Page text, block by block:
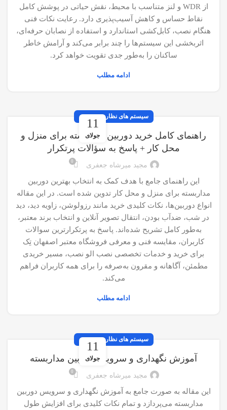
از WDR و لنز متناسب با محیط، نقش حیاتی در پوشش کامل
نقاط حساس و کاهش آسیب‌پذیری دارد. رعایت نکات فنی
هنگام نصب، کابل‌کشی استاندارد و استفاده از نصابان حرفه‌ای،
اثربخشی این سیستم‌ها را چند برابر می‌کند و آرامش خاطر
ساکنان را به‌طور جدی تقویت خواهد کرد.
ادامه مطلب
11
جولای
سیستم های نظارت تصویری
راهنمای کامل خرید دوربین مداربسته برای منزل و
محل کار + پاسخ به سؤالات پرتکرار
مجید میرشاه جعفری 0
این راهنمای جامع با هدف کمک به انتخاب بهترین دوربین
مداربسته برای منزل و محل کار تدوین شده است. در این مقاله
انواع دوربین‌ها، نکات کلیدی خرید مانند رزولوشن، زاویه دید، دید
در شب، ضدآب بودن، انتقال تصویر آنلاین و انتخاب برند معتبر،
به‌طور کامل تشریح شده‌اند. پاسخ به پرتکرارترین سوالات
کاربران، مقایسه فنی و معرفی فروشگاه معتبر اصفهان تِک
برای خرید و خدمات تخصصی نصب الو نصب، مسیر خریدی
مطمئن، آگاهانه و مقرون به‌صرفه را برای همه کاربران فراهم
می‌کند.
ادامه مطلب
11
جولای
سیستم های نظارت تصویری
آموزش نگهداری و سرویس دوربین مداربسته
مجید میرشاه جعفری 0
این مقاله به صورت جامع به آموزش نگهداری و سرویس دوربین
مداربسته می‌پردازد و تمام نکات کلیدی برای افزایش طول